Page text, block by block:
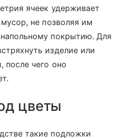
ячеек удерживает
не позволяя им
покрытию. Для
изделие или
после чего оно
цветы
такие подложки